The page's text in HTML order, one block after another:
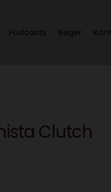
Podcasts Bøger
Clutch